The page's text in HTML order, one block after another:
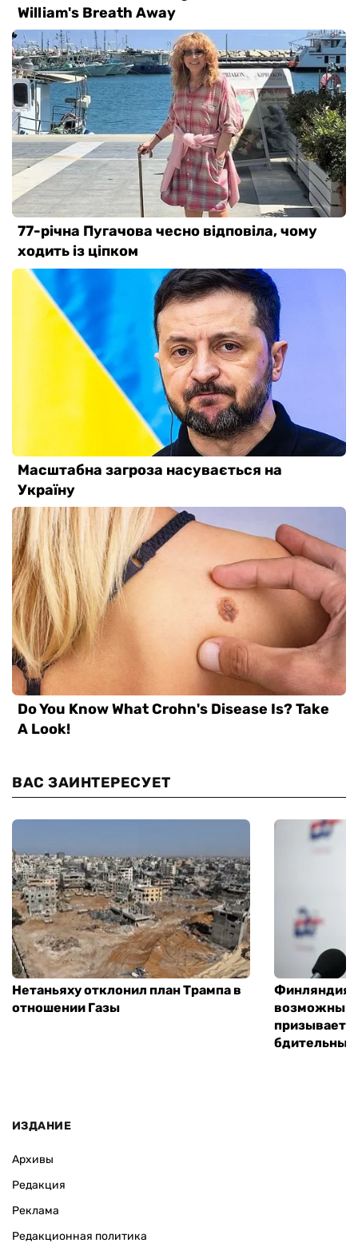
ВАС ЗАИНТЕРЕСУЕТ
Нетаньяху отклонил план Трампа в
отношении Газы
Финляндия
возможным
призывает
ИЗДАНИЕ
Архивы
Редакция
Реклама
Редакционная политика